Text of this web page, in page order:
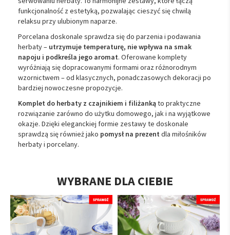
funkcjonalność z estetyką, pozwalając cieszyć się chwilą
relaksu przy ulubionym naparze.
Porcelana doskonale sprawdza się do parzenia i podawania
herbaty – utrzymuje temperaturę, nie wpływa na smak
napoju i podkreśla jego aromat. Oferowane komplety
wyróżniają się dopracowanymi formami oraz różnorodnym
wzornictwem – od klasycznych, ponadczasowych dekoracji po
bardziej nowoczesne propozycje.
Komplet do herbaty z czajnikiem i filiżankąto praktyczne
rozwiązanie zarówno do użytku domowego, jak i na wyjątkowe
okazje. Dzięki eleganckiej formie zestawy te doskonale
sprawdzą się również jako pomysł na prezent dla miłośników
herbaty i porcelany.
WYBRANE DLA CIEBIE